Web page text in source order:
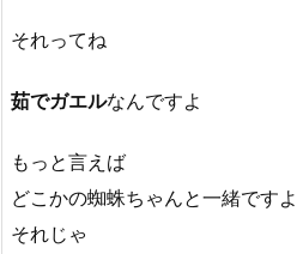
それってね
茹でガエルなんですよ
もっと言えば
どこかの蜘蛛ちゃんと一緒ですよ
それじゃ